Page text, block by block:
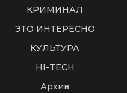
КРИМИНАЛ
ЭТО ИНТЕРЕСНО
КУЛЬТУРА
HI-TECH
Архив